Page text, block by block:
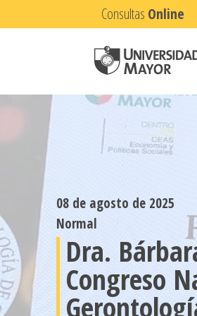
Consultas Online
08 de agosto de 2025
Normal
Dra.
Congreso